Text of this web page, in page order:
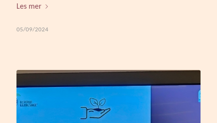
Les mer
05/09/2024